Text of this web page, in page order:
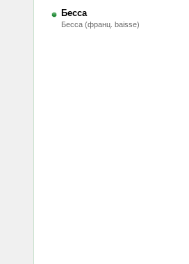
Бесса
Бесса (франц. baisse)